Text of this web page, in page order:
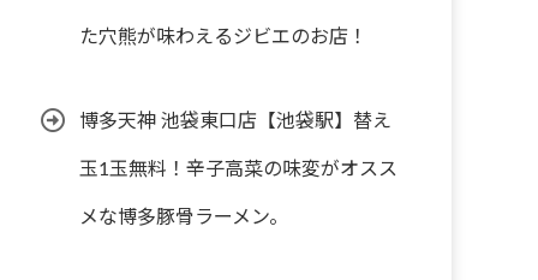
た穴熊が味わえるジビエのお店！
博多天神 池袋東口店【池袋駅】替え
玉1玉無料！辛子高菜の味変がオスス
メな博多豚骨ラーメン。